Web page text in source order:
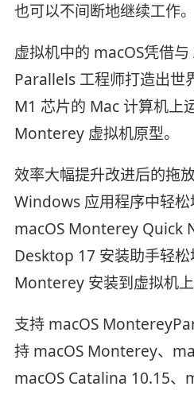
也可以不间断地继续工作。
虚拟机中的 macOS凭借与
Parallels 工程师打造出世
M1 芯片的 Mac 计算机上
Monterey 虚拟机原型。
效率大幅提升改进后的拖
Windows 应用程序中轻
macOS Monterey Quick
Desktop 17 安装助手轻松
Monterey 安装到虚拟机上
支持 macOS
持 macOS Monterey、
macOS Catalina 10.15、